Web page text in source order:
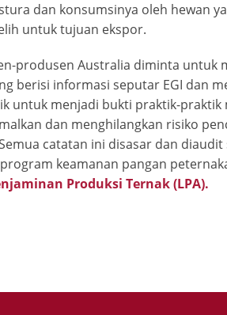
dan konsumsinya oleh hewan
untuk tujuan ekspor.
produsen Australia diminta untuk
berisi informasi seputar EGI dan
untuk menjadi bukti praktik-praktik
dan menghilangkan risiko
catatan ini disasar dan diaudit
keamanan pangan
Produksi Ternak (LPA).